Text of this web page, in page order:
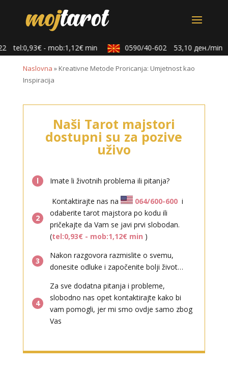
tel:0,93€ - mob:1,12€ min 0590/40-602 53,10 ден./min
Naslovna »Kreativne Metode Proricanja: Umjetnost kao
Inspiracija
Naši Tarot majstori
dostupni su za pozive
uživo
l Imate li životnih problema ili pitanja?
2
Kontaktirajte nas na 064/600-600 i
odaberite tarot majstora po kodu ili
pričekajte da Vam se javi prvi slobodan.
(tel:0,93€ - mob:1,12€ min )
3
Nakon razgovora razmislite o svemu,
donesite odluke i započenite bolji život…
4
Za sve dodatna pitanja i probleme,
slobodno nas opet kontaktirajte kako bi
vam pomogli, jer mi smo ovdje samo zbog
Vas